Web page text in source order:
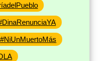
#NiUnMuertoMás